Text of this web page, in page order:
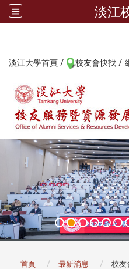
淡江
淡江大學首頁 / 校友會快找 /
首頁 最新消息 校友